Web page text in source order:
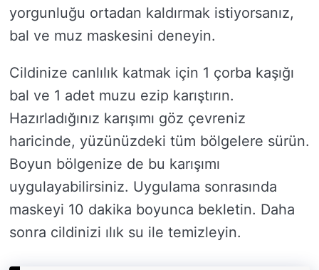
yorgunluğu ortadan kaldırmak istiyorsanız,
bal ve muz maskesini deneyin.
Cildinize canlılık katmak için 1 çorba kaşığı
bal ve 1 adet muzu ezip karıştırın.
Hazırladığınız karışımı göz çevreniz
haricinde, yüzünüzdeki tüm bölgelere sürün.
Boyun bölgenize de bu karışımı
uygulayabilirsiniz. Uygulama sonrasında
maskeyi 10 dakika boyunca bekletin. Daha
sonra cildinizi ılık su ile temizleyin.